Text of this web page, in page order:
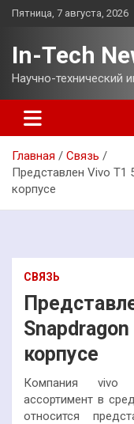
Перейти
Пятница, 7 августа, 2026
In-Tech
Научно-технический
Главная
Связь
Представлен Vivo T1
корпусе
СВЯЗЬ
корпусе
Компания vivo
ассортимент в
относится